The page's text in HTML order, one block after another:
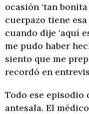
ocasión ‘tan bonita
cuerpazo tiene esa
cuando dije ‘aquí
me pudo haber
siento que me
recordó en
Todo ese
antesala. El